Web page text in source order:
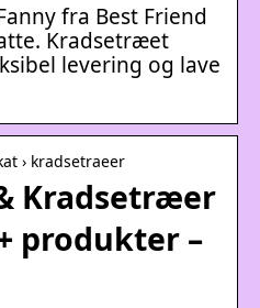
fra Best Friend
Kradsetræet
levering og lave
› kradsetraeer
Kradsetræer
produkter –